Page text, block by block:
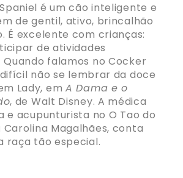
é um cão inteligente e
de gentil, ativo, brincalhão
É excelente com crianças:
de atividades
Quando falamos no Cocker
não se lembrar da doce
Lady, em A Dama e o
, de Walt Disney. A médica
e acupunturista no O Tao do
Carolina Magalhães, conta
raça tão especial.